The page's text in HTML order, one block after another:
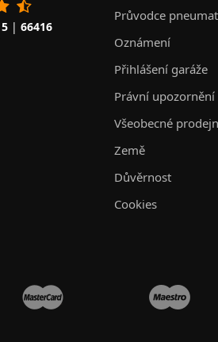
5| 66416
Průvodce
Oznámení
Přihlášení garáže
Právní upozornění
Všeobecné
Země
Důvěrnost
Cookies